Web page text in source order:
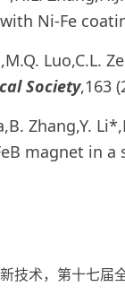
Ni-Fe
Society,163
Zhang,Y.
magnet in
技术，第十七届